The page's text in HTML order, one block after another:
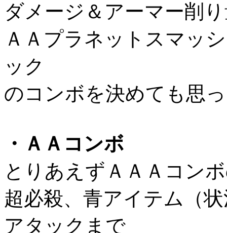
ダメージ＆アーマー削
ＡＡプラネットスマッ
ック
のコンボを決めても思
・ＡＡコンボ
とりあえずＡＡＡコン
超必殺、青アイテム（
アタックまで